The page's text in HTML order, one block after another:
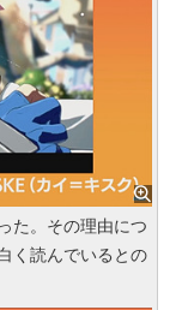
た。その理由につ
く読んでいるとの